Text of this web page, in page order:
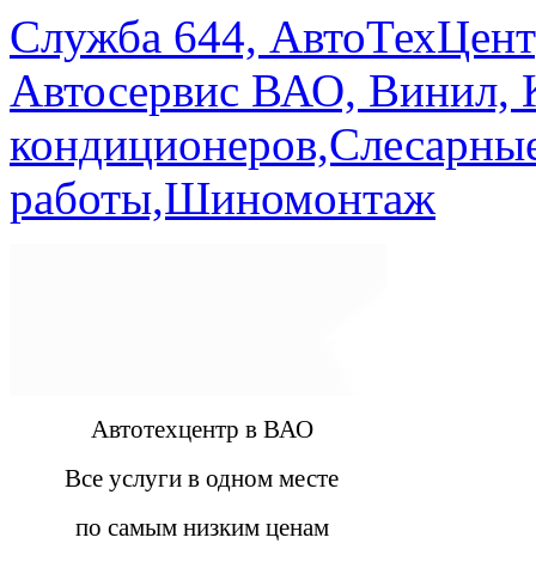
Служба 644,
Автосервис ВАО, Винил,
работы,Шиномонтаж
Автотехцентр в ВАО
Все услуги в одном месте
по самым низким ценам